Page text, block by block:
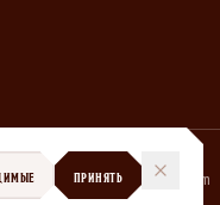
ПРИНЯТЬ